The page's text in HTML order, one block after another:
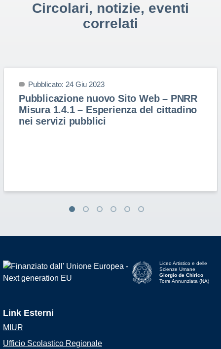
Circolari, notizie, eventi
correlati
Pubblicato: 24 Giu 2023
Pubblicazione nuovo Sito Web – PNRR
Misura 1.4.1 – Esperienza del cittadino
nei servizi pubblici
Liceo Artistico e delle
Scienze Umane
Giorgio de Chirico
Torre Annunziata (NA)
Link Esterni
MIUR
Ufficio Scolastico Regionale